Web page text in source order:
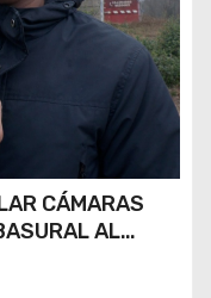
CÁMARAS
AL